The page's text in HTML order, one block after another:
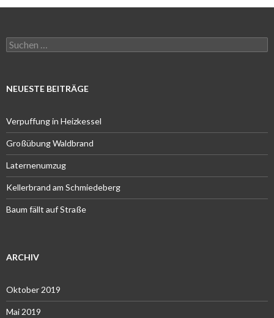
Suchen
nach:
NEUESTE BEITRÄGE
Verpuffung in Heizkessel
Großübung Waldbrand
Laternenumzug
Kellerbrand am Schmiedeberg
Baum fällt auf Straße
ARCHIV
Oktober 2019
Mai 2019